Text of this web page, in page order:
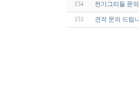
154 전기그리들 문의
153 견적 문의 드립